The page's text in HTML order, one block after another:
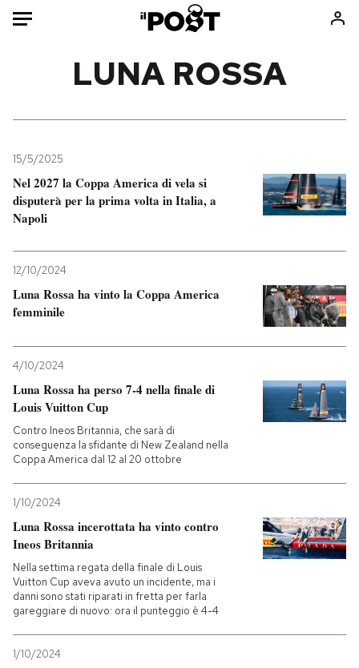
Mondo
Politica
Tecnologia
Scienza
Cultura
Economia
Sport
Consumismi
Storie/Idee
Media
Altrecose
Mondiali calcio 2026
PODCAST
NEWSLETTER
I MIEI PREFERITI
SHOP
CALENDARIO
AREA PERSONALE
LUNA ROSSA
15/5/2025
Nel 2027 la Coppa America di vela si
disputerà per la prima volta in Italia, a
Napoli
12/10/2024
Luna Rossa ha vinto la Coppa America
femminile
4/10/2024
Luna Rossa ha perso 7-4 nella finale di
Louis Vuitton Cup
Contro Ineos Britannia, che sarà di
conseguenza la sfidante di New Zealand nella
Coppa America dal 12 al 20 ottobre
1/10/2024
Luna Rossa incerottata ha vinto contro
Ineos Britannia
Nella settima regata della finale di Louis
Vuitton Cup aveva avuto un incidente, ma i
danni sono stati riparati in fretta per farla
gareggiare di nuovo: ora il punteggio è 4-4
1/10/2024